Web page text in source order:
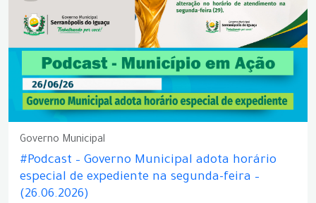
Governo Municipal
#Podcast – Governo Municipal adota horário
especial de expediente na segunda-feira –
(26.06.2026)